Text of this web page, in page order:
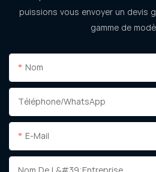
puissions vous envoyer un devis
gamme de
Nom
Téléphone/WhatsApp
E-Mail
Nom De L&#39;entreprise